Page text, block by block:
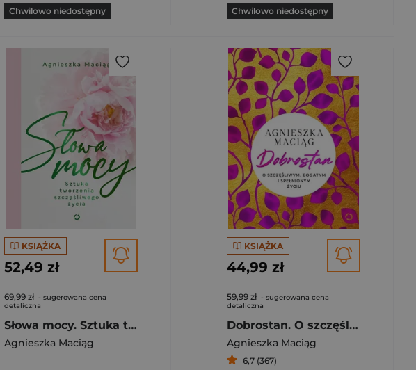
Chwilowo niedostępny Chwilowo niedostępny
KSIĄŻKA
52,49 zł
69,99 zł - sugerowana cena
detaliczna
Słowa mocy. Sztuka tworzenia szczęśliwego życia [wyd. 2, 2022]
Agnieszka Maciąg
KSIĄŻKA
44,99 zł
59,99 zł - sugerowana cena
detaliczna
Dobrostan. O szczęśliwym, bogatym i spełnionym życiu
Agnieszka Maciąg
6,7 (367)